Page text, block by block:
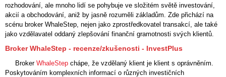
rozhodování, ale mnoho lidí se pohybuje ve složitém světě investování,
akcií a obchodování, aniž by jasně rozuměli základům. Zde přichází na
scénu broker WhaleStep, nejen jako zprostředkovatel transakcí, ale také
jako vzdělavatel oddaný zlepšování finanční gramotnosti svých klientů.
Broker WhaleStep - recenze/zkušenosti - InvestPlus
Broker WhaleStep chápe, že vzdělaný klient je klient s oprávněním.
Poskytováním komplexních informací o různých investičních